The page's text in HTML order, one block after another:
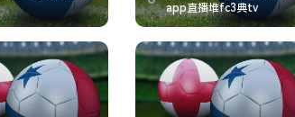
app直播堆fc3典tv